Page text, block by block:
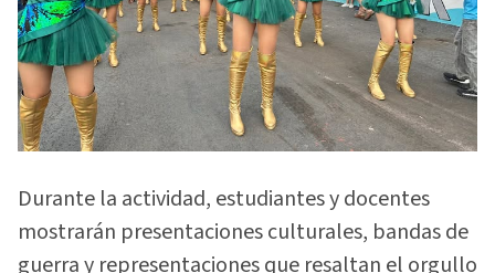
Durante la actividad, estudiantes y docentes
mostrarán presentaciones culturales, bandas de
guerra y representaciones que resaltan el orgullo